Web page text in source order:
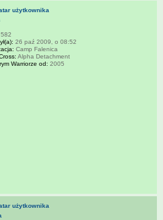
582
26 paź 2009, o 08:52
Camp Falenica
Alpha Detachment
Warriorze od: 2005